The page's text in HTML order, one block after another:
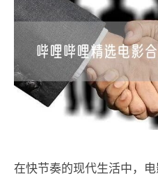
在快节奏的现代生活中，